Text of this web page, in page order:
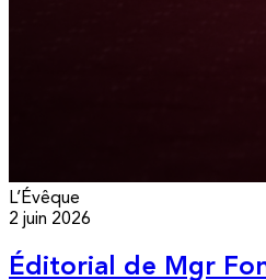
L’Évêque
2 juin 2026
Éditorial de Mgr